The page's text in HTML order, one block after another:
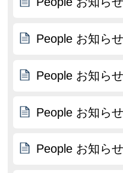
People お知ら
People お知ら
People お知ら
People お知ら